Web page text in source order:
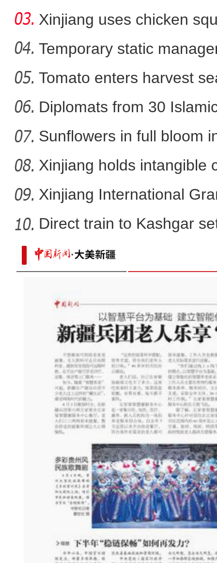
新疆：阳性感染者仍处高
新疆：本轮疫情发现4条传
Xinjiang uses chicken
Temporary static
parts
Tomato enters harvest
Diplomats from 30
Sunflowers in full bloom
Xinjiang holds intangible
Xinjiang International
Direct train to Kashgar